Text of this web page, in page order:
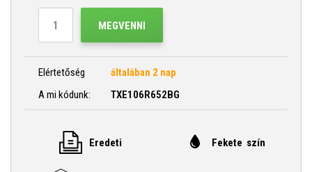
MEGVENNI
Elértetőség
általában 2 nap
A mi kódunk:
TXE106R652BG
Eredeti Fekete szín